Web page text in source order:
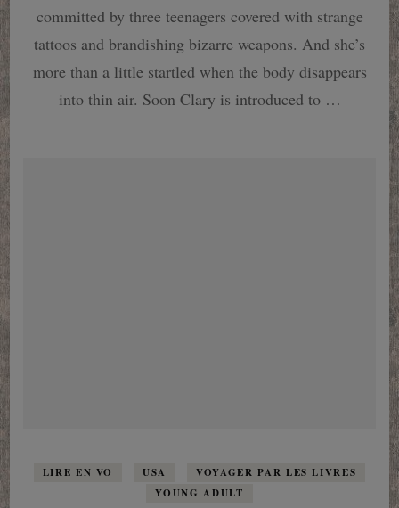
City
of
committed by three teenagers covered with strange
tattoos and brandishing bizarre weapons. And she’s
more than a little startled when the body disappears
into thin air. Soon Clary is introduced to …
LIRE EN VO USA
VOYAGER PAR LES LIVRES
YOUNG ADULT